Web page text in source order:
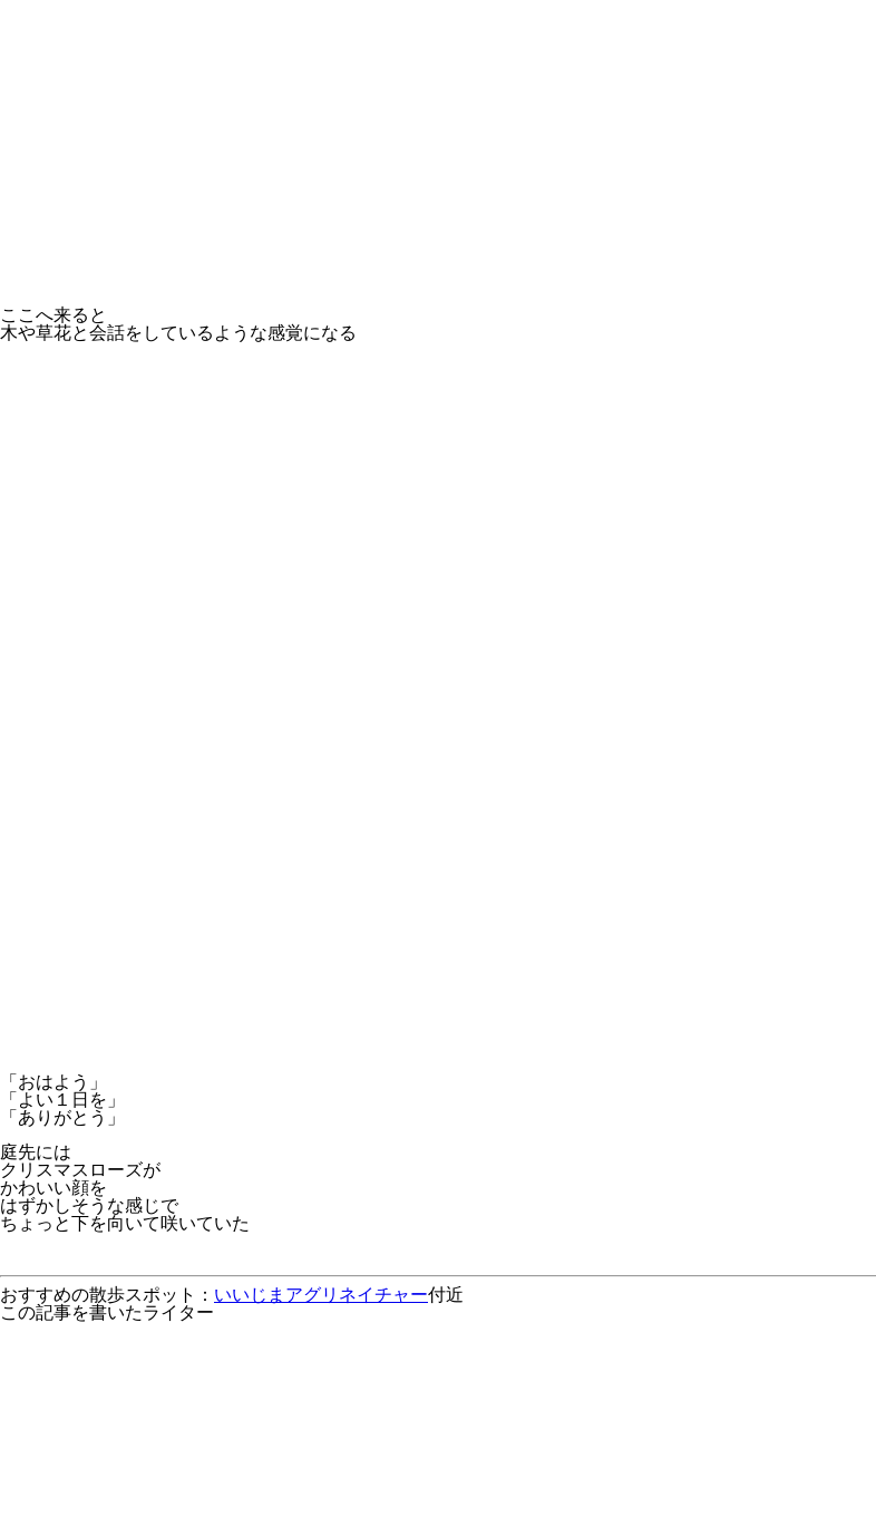
ここへ来ると
木や草花と会話をしているような感覚になる
「おはよう」
「よい１日を」
「ありがとう」
庭先には
クリスマスローズが
かわいい顔を
はずかしそうな感じで
ちょっと下を向いて咲いていた
おすすめの散歩スポット： いいじまアグリネイチャー付近
この記事を書いたライター